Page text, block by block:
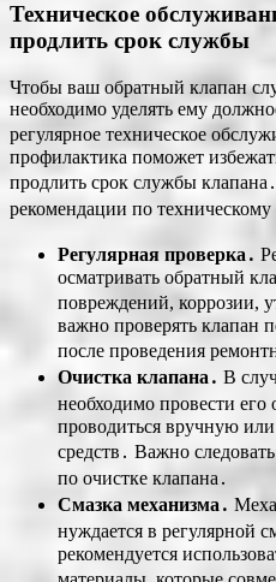
Техническое
продлить срок службы
Чтобы ваш обратный клапан
необходимо уделять ему
регулярное техническое
профилактика поможет
продлить срок службы
рекомендации по
Регулярная проверка․
осматривать обратный
повреждений, коррозии,
важно проверять клапан
после проведения
Очистка клапана․ В
необходимо провести
проводиться вручную
средств․ Важно
по очистке клапана․
Смазка механизма․
нуждается в регулярной
рекомендуется